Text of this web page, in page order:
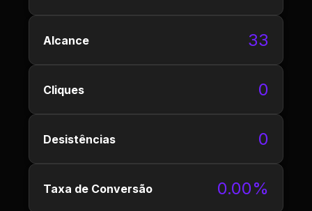
Alcance 33
Cliques 0
Desistências 0
Taxa de Conversão 0.00%